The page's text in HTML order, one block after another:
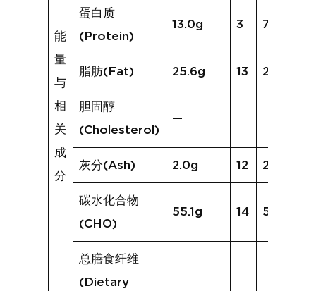
能
量
与
相
关
成
分
蛋白质
(Protein)
13.0g 3 7.6g
脂肪(Fat) 25.6g 13 21.7g
胆固醇
(Cholesterol)
—
灰分(Ash) 2.0g 12 2.4g
碳水化合物
(CHO)
55.1g 14 54.0g
总膳食纤维
(Dietary